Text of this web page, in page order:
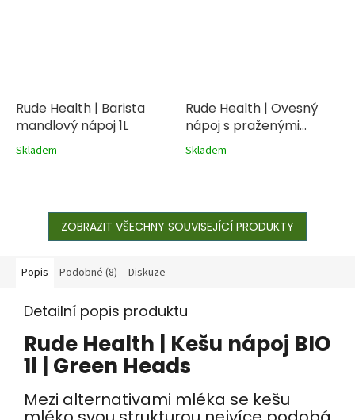
Rude Health | Barista
mandlový nápoj 1L
Skladem
Rude Health | Ovesný
nápoj s praženými
mandlemi BIO 1l
Skladem
ZOBRAZIT VŠECHNY SOUVISEJÍCÍ PRODUKTY
Popis Podobné (8) Diskuze
Detailní popis produktu
Rude Health | Kešu nápoj BIO
1l | Green Heads
Mezi alternativami mléka se kešu